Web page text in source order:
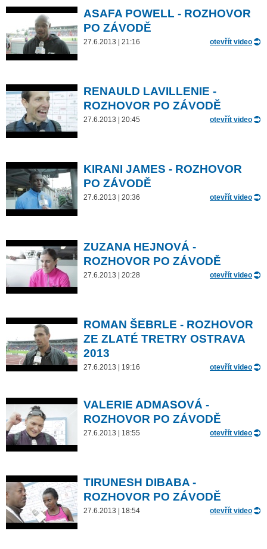
ASAFA POWELL - ROZHOVOR
PO ZÁVODĚ
27.6.2013 | 21:16 otevřít video
RENAULD LAVILLENIE -
ROZHOVOR PO ZÁVODĚ
27.6.2013 | 20:45 otevřít video
KIRANI JAMES - ROZHOVOR
PO ZÁVODĚ
27.6.2013 | 20:36 otevřít video
ZUZANA HEJNOVÁ -
ROZHOVOR PO ZÁVODĚ
27.6.2013 | 20:28 otevřít video
ROMAN ŠEBRLE - ROZHOVOR
ZE ZLATÉ TRETRY OSTRAVA
2013
27.6.2013 | 19:16 otevřít video
VALERIE ADMASOVÁ -
ROZHOVOR PO ZÁVODĚ
27.6.2013 | 18:55 otevřít video
TIRUNESH DIBABA -
ROZHOVOR PO ZÁVODĚ
27.6.2013 | 18:54 otevřít video